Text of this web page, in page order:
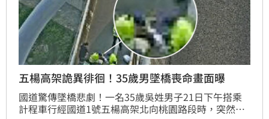
五楊高架詭異徘徊！35歲男墜橋喪命畫面曝
國道驚傳墜橋悲劇！一名35歲吳姓男子21日下午搭乘
計程車行經國道1號五楊高架北向桃園路段時，突然情